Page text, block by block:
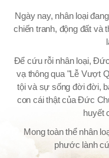
Ngày nay, nhân loại
chiến tranh, động đất và
Để cứu rỗi nhân loại,
vạ thông qua "Lễ Vượt
tội và sự sống đời đời,
con cái thật của Đức
huyết
Mong toàn thể nhân
phước lành